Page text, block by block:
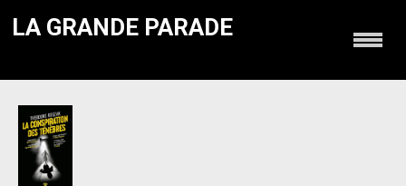
LA GRANDE PARADE